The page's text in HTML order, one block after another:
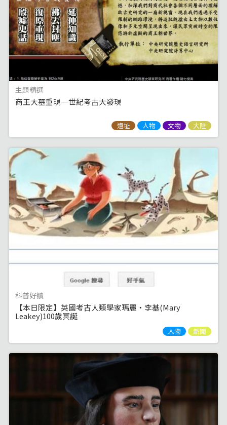
主題精選
商王大墓重現—世紀考古大發現
遺址 人物 文物 大陸
科普好讀
【本日限定】英國考古人類學家瑪麗‧李基(Mary
Leakey)100歲冥誕
人物 新聞